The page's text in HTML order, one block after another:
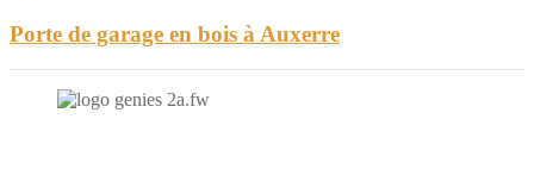
Porte de garage en bois à Auxerre